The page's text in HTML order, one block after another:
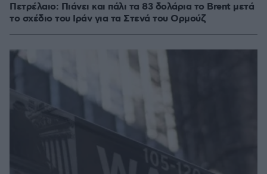
Πετρέλαιο: Πιάνει και πάλι τα 83 δολάρια το Brent μετά
το σχέδιο του Ιράν για τα Στενά του Ορμούζ